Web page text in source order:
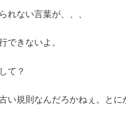
れない言葉が、、、
できないよ。
て？
い規則なんだろかねぇ。と